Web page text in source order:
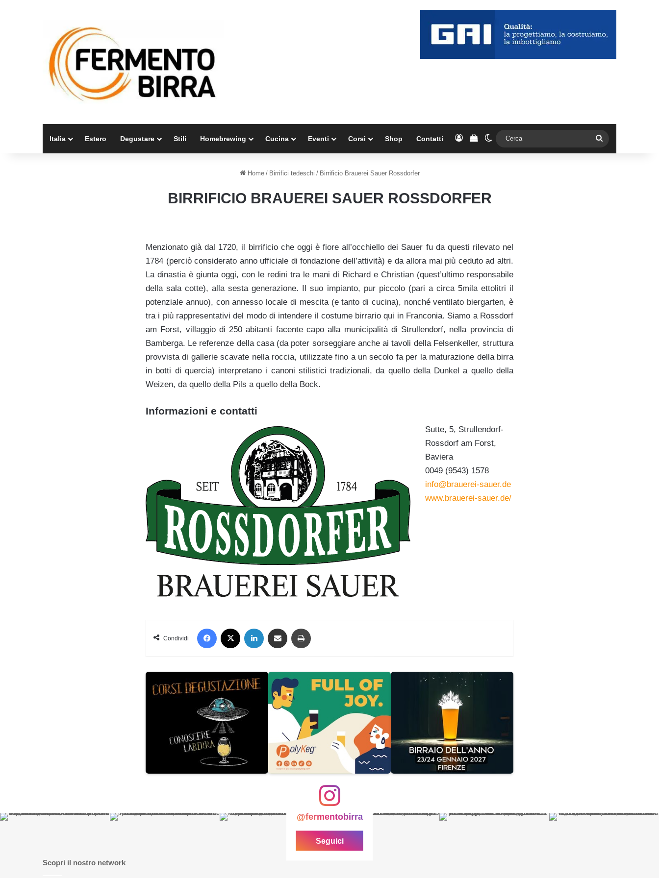
Italia Estero Degustare Stili Homebrewing Cucina Eventi Corsi Shop Contatti AccediVedi il carrello
Cambia aspetto
Home / Birrifici tedeschi / Birrificio Brauerei Sauer Rossdorfer
BIRRIFICIO BRAUEREI SAUER ROSSDORFER
Menzionato già dal 1720, il birrificio che oggi è fiore all’occhiello dei Sauer fu da questi rilevato nel
1784 (perciò considerato anno ufficiale di fondazione dell’attività) e da allora mai più ceduto ad altri.
La dinastia è giunta oggi, con le redini tra le mani di Richard e Christian (quest’ultimo responsabile
della sala cotte), alla sesta generazione. Il suo impianto, pur piccolo (pari a circa 5mila ettolitri il
potenziale annuo), con annesso locale di mescita (e tanto di cucina), nonché ventilato biergarten, è
tra i più rappresentativi del modo di intendere il costume birrario qui in Franconia. Siamo a Rossdorf
am Forst, villaggio di 250 abitanti facente capo alla municipalità di Strullendorf, nella provincia di
Bamberga. Le referenze della casa (da poter sorseggiare anche ai tavoli della Felsenkeller, struttura
provvista di gallerie scavate nella roccia, utilizzate fino a un secolo fa per la maturazione della birra
in botti di quercia) interpretano i canoni stilistici tradizionali, da quello della Dunkel a quello della
Weizen, da quello della Pils a quello della Bock.
Informazioni e contatti
Sutte, 5, Strullendorf-
Rossdorf am Forst,
Baviera
0049 (9543) 1578
info@brauerei-sauer.de
www.brauerei-sauer.de/
Condividi
Facebook LinkedIn Condividi via mail
@fermentobirra
Seguici
Scopri il nostro network